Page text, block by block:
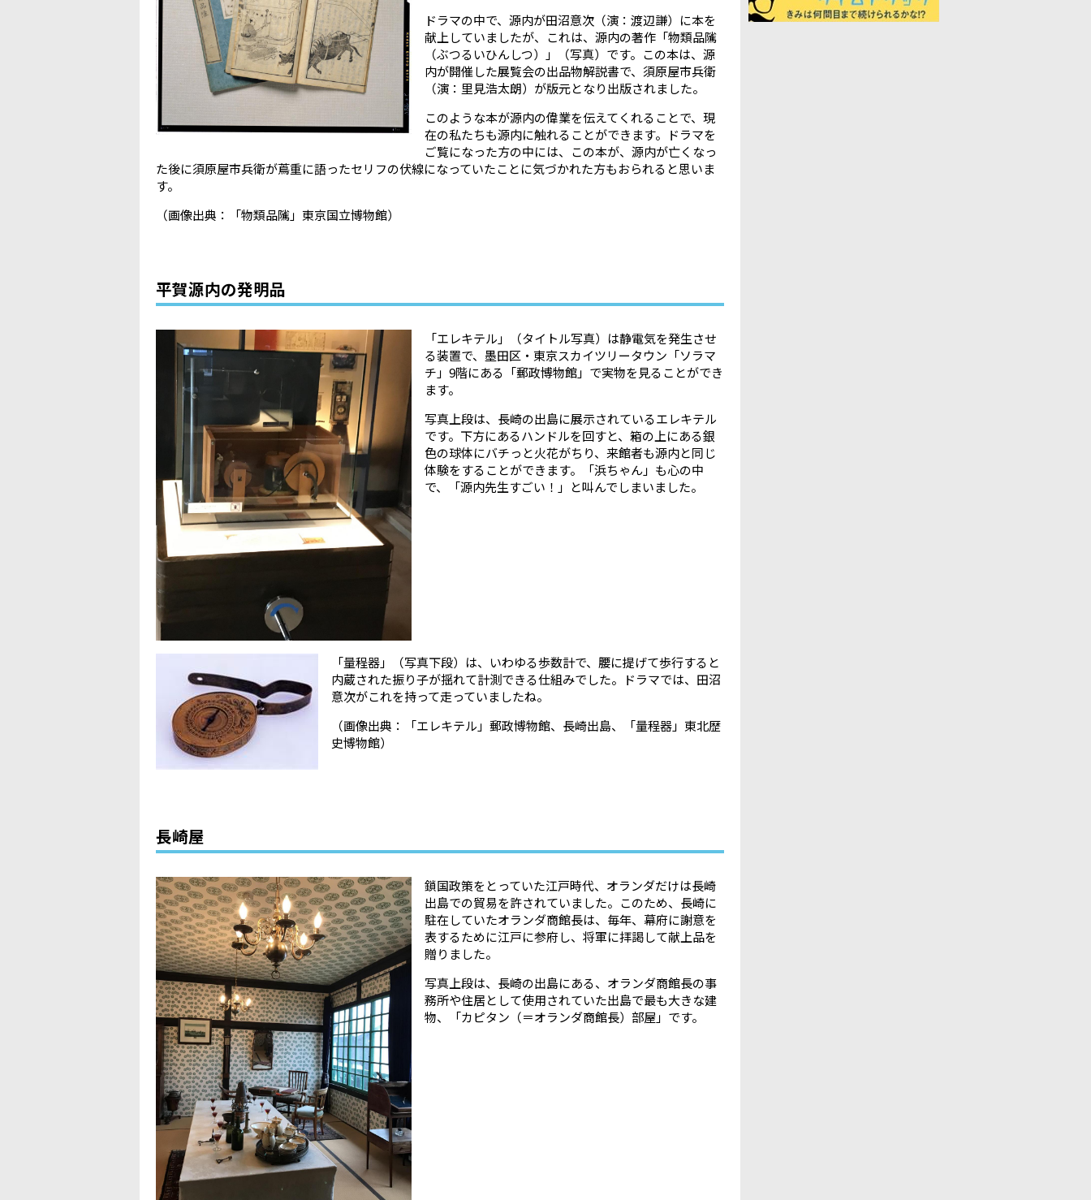
ドラマの中で、源内が田沼意次（演：渡辺謙）に本を
献上していましたが、これは、源内の著作「物類品隲
（ぶつるいひんしつ）」（写真）です。この本は、源
内が開催した展覧会の出品物解説書で、須原屋市兵衛
（演：里見浩太朗）が版元となり出版されました。
このような本が源内の偉業を伝えてくれることで、現
在の私たちも源内に触れることができます。ドラマを
ご覧になった方の中には、この本が、源内が亡くなっ
た後に須原屋市兵衛が蔦重に語ったセリフの伏線になっていたことに気づかれた方もおられると思いま
す。
（画像出典：「物類品隲」東京国立博物館）
平賀源内の発明品
「エレキテル」（タイトル写真）は静電気を発生させ
る装置で、墨田区・東京スカイツリータウン「ソラマ
チ」 9階にある「郵政博物館」で実物を見ることができ
ます。
写真上段は、長崎の出島に展示されているエレキテル
です。下方にあるハンドルを回すと、箱の上にある銀
色の球体にバチっと火花がちり、来館者も源内と同じ
体験をすることができます。「浜ちゃん」も心の中
で、「源内先生すごい！」と叫んでしまいました。
「量程器」（写真下段）は、いわゆる歩数計で、腰に提げて歩行すると
内蔵された振り子が揺れて計測できる仕組みでした。ドラマでは、田沼
意次がこれを持って走っていましたね。
（画像出典：「エレキテル」郵政博物館、長崎出島、「量程器」東北歴
史博物館）
長崎屋
鎖国政策をとっていた江戸時代、オランダだけは長崎
出島での貿易を許されていました。このため、長崎に
駐在していたオランダ商館長は、毎年、幕府に謝意を
表するために江戸に参府し、将軍に拝謁して献上品を
贈りました。
写真上段は、長崎の出島にある、オランダ商館長の事
務所や住居として使用されていた出島で最も大きな建
物、「カピタン（＝オランダ商館長）部屋」です。